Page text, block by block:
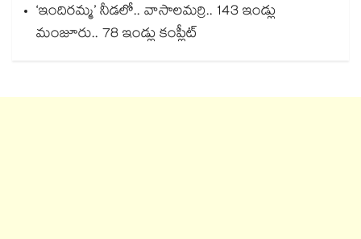
‘ఇందిరమ్మ’ నీడలో.. వాసాలమర్రి.. 143 ఇండ్లు
మంజూరు.. 78 ఇండ్లు కంప్లీట్